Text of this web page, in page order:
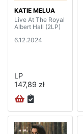
KATIE MELUA
Live At The Royal
Albert Hall (2LP)
6.12.2024
LP
147,89 zł